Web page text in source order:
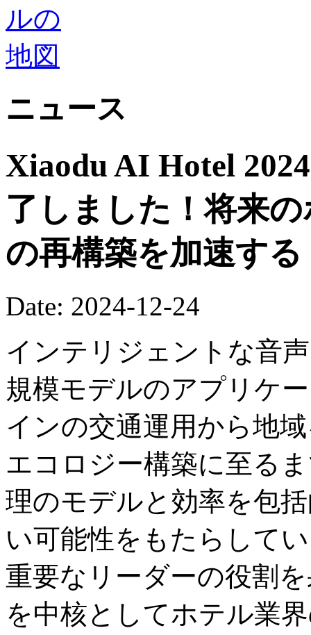
ニュース
Xiaodu AI Hotel
了しました！将来
の再構築を加速する
Date: 2024-12-24
インテリジェントな音
規模モデルのアプリケ
インの交通運用から地
エコロジー構築に至る
理のモデルと効率を包
い可能性をもたらして
重要なリーダーの役割
を中核としてホテル業